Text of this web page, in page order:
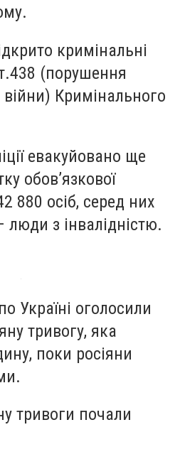
кримінальні
(порушення
війни) Кримінального
евакуйовано ще
обов’язкової
880 осіб, серед них
люди з інвалідністю.
Україні оголосили
тривогу, яка
поки росіяни
тривоги почали